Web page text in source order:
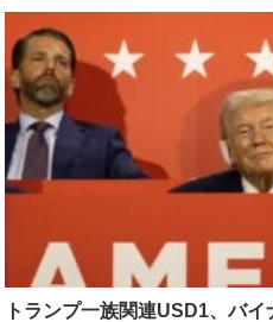
トランプ一族関連USD1、バ